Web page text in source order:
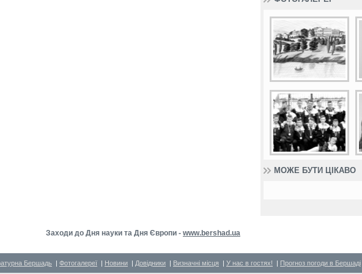
МОЖЕ БУТИ ЦІКАВО
Заходи до Дня науки та Дня Європи - www.bershad.ua
Бершадь | Фотогалереї | Новини | Довідники | Визначні місця | У нас в гостях! | Прогноз погоди в Бершаді